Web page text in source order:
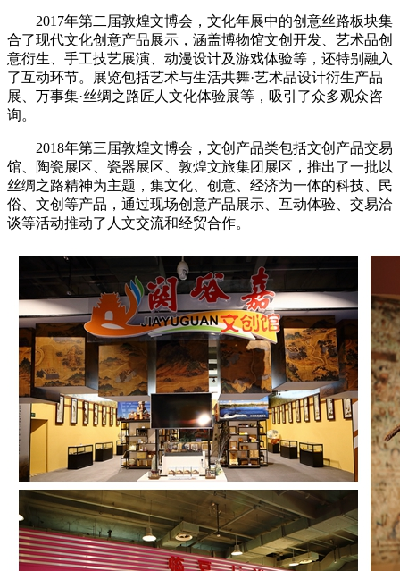
2017年第二届敦煌文博会，文化年展中的创意丝路板块集
合了现代文化创意产品展示，涵盖博物馆文创开发、艺术品创
意衍生、手工技艺展演、动漫设计及游戏体验等，还特别融入
了互动环节。展览包括艺术与生活共舞·艺术品设计衍生产品
展、万事集·丝绸之路匠人文化体验展等，吸引了众多观众咨
询。
2018年第三届敦煌文博会，文创产品类包括文创产品交易
馆、陶瓷展区、瓷器展区、敦煌文旅集团展区，推出了一批以
丝绸之路精神为主题，集文化、创意、经济为一体的科技、民
俗、文创等产品，通过现场创意产品展示、互动体验、交易洽
谈等活动推动了人文交流和经贸合作。